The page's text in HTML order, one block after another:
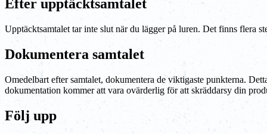
Efter upptäcktsamtalet
Upptäcktsamtalet tar inte slut när du lägger på luren. Det finns flera
Dokumentera samtalet
Omedelbart efter samtalet, dokumentera de viktigaste punkterna.
dokumentation kommer att vara ovärderlig för att skräddarsy din
Följ upp